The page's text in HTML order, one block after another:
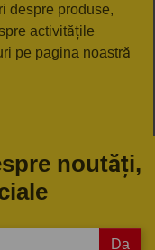
despre produse,
activitățile
pe pagina noastră
noutăți,
Da